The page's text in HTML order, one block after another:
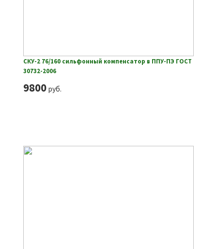
СКУ-2 76/160 сильфонный компенсатор в ППУ-ПЭ ГОСТ
30732-2006
9800руб.